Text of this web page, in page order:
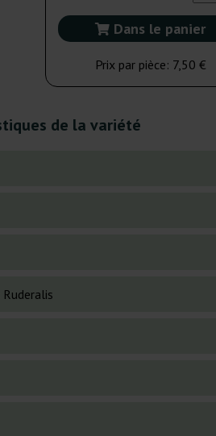
Dans le panier
Prix par pièce: 7,50 €
de la variété